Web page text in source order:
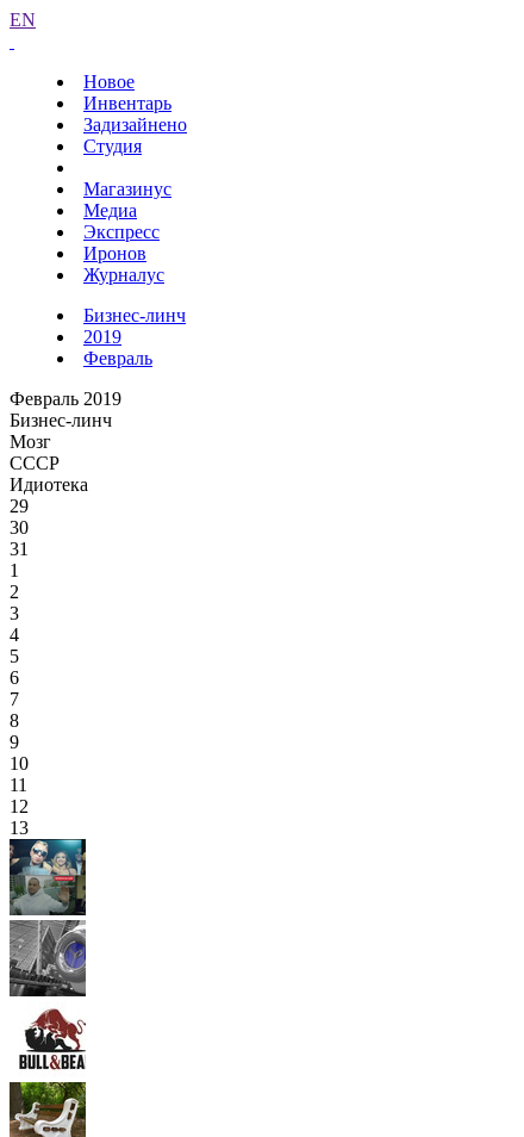
EN
Новое
Инвентарь
Задизайнено
Студия
Магазинус
Медиа
Экспресс
Иронов
Журналус
Бизнес-линч
2019
Февраль
Февраль 2019
Бизнес-линч
Мозг
СССР
Идиотека
29
30
31
1
2
3
4
5
6
7
8
9
10
11
12
13